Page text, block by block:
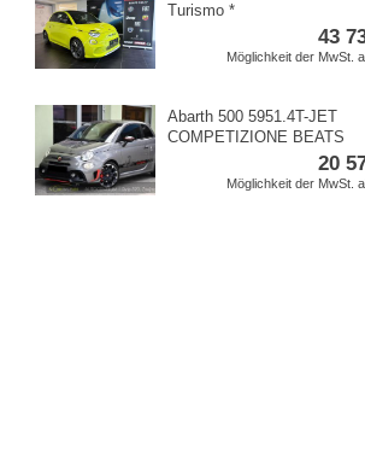
Turismo ​*
43
Möglichkeit der MwSt.
Abarth 500 5951.4T​-JET
COMPETIZIONE BEATS
20
Möglichkeit der MwSt.